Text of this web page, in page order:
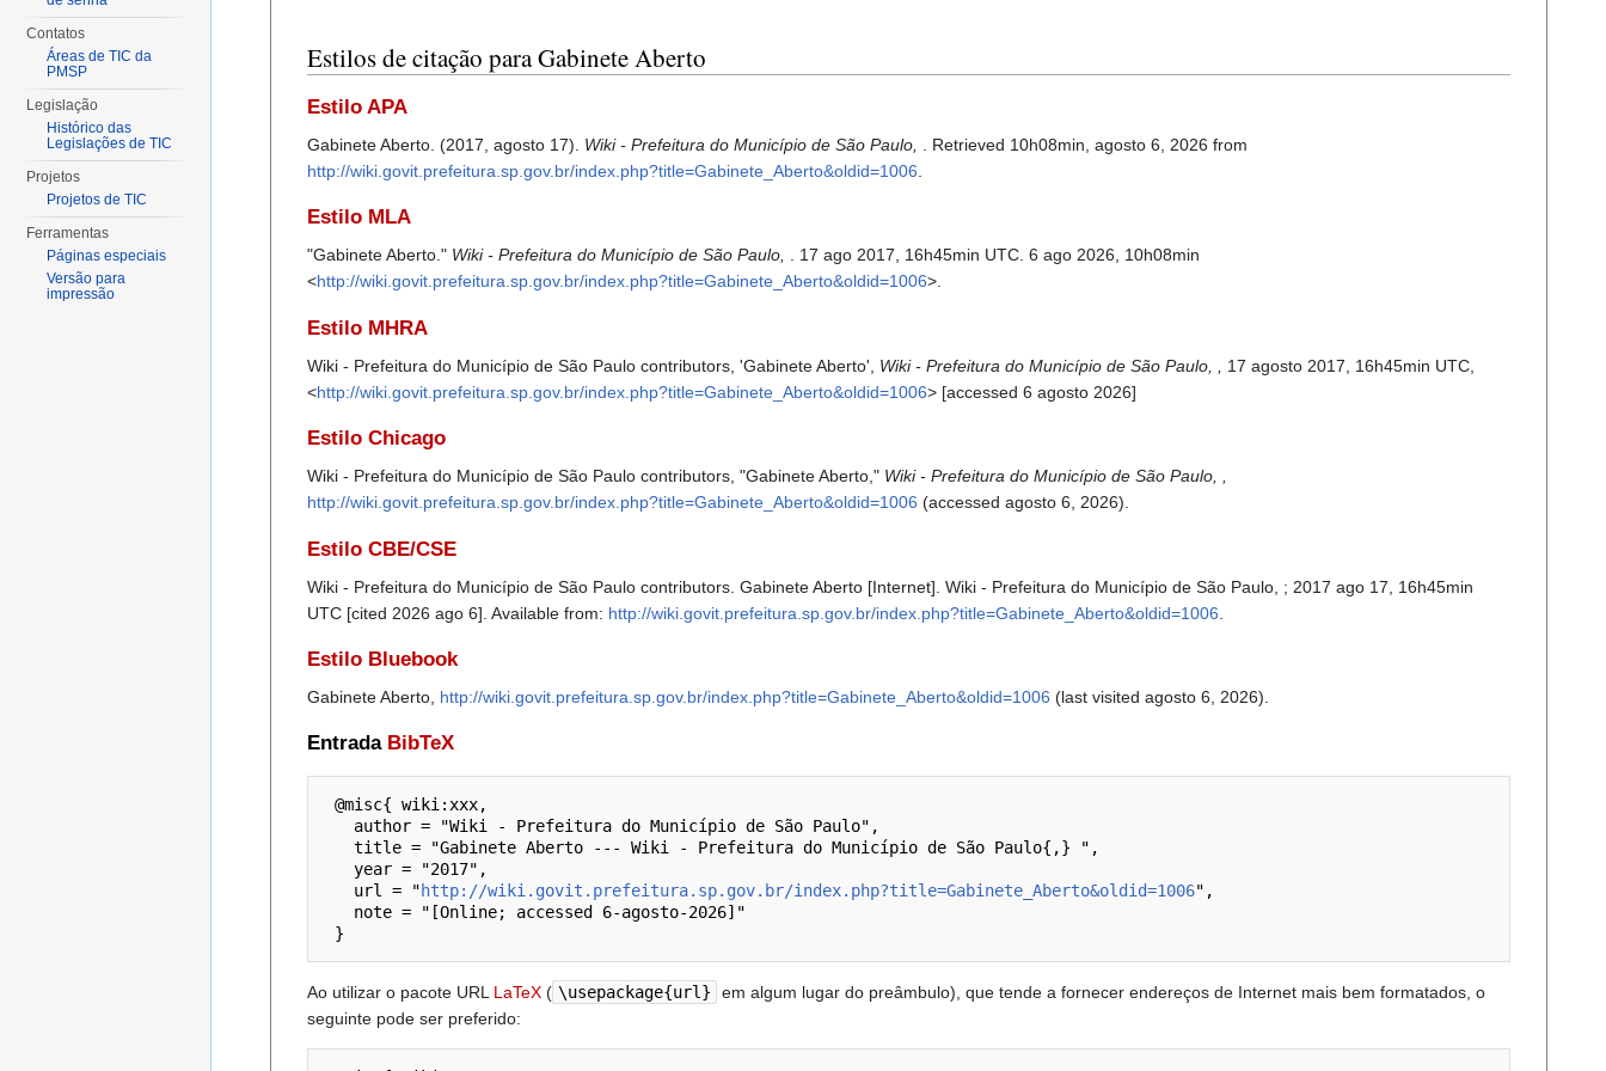
Estilos de citação para Gabinete Aberto
Estilo APA
Gabinete Aberto. (2017, agosto 17). Wiki - Prefeitura do Município de São Paulo,
. Retrieved 10h08min, agosto 6, 2026 from
http://wiki.govit.prefeitura.sp.gov.br/index.php?title=Gabinete_Aberto&oldid=1006
Estilo MLA
"Gabinete Aberto." Wiki - Prefeitura do Município de São Paulo, . 17 ago 2017, 16h45min UTC. 6 ago 2026, 10h08min
<http://wiki.govit.prefeitura.sp.gov.br/index.php?title=Gabinete_Aberto&oldid=1006>.
Estilo MHRA
Wiki - Prefeitura do Município de São Paulo contributors, 'Gabinete Aberto', Wiki - Prefeitura do Município de São Paulo, ,
17 agosto 2017, 16h45min UTC,
<http://wiki.govit.prefeitura.sp.gov.br/index.php?title=Gabinete_Aberto&oldid=1006> [accessed 6 agosto 2026]
Estilo Chicago
Wiki - Prefeitura do Município de São Paulo contributors, "Gabinete Aberto," Wiki - Prefeitura do Município de São Paulo, ,
http://wiki.govit.prefeitura.sp.gov.br/index.php?title=Gabinete_Aberto&oldid=1006 (accessed agosto 6, 2026).
Estilo CBE/CSE
Wiki - Prefeitura do Município de São Paulo contributors. Gabinete Aberto [Internet]. Wiki - Prefeitura do Município de São Paulo, ; 2017 ago 17, 16h45min
UTC [cited 2026 ago 6]. Available from: http://wiki.govit.prefeitura.sp.gov.br/index.php?title=Gabinete_Aberto&oldid=1006
Estilo Bluebook
Gabinete Aberto, http://wiki.govit.prefeitura.sp.gov.br/index.php?title=Gabinete_Aberto&oldid=1006 (last visited agosto 6, 2026).
Entrada BibTeX
   url = "
http://wiki.govit.prefeitura.sp.gov.br/index.php?title=Gabinete_Aberto&oldid=1006",
Ao utilizar o pacote URL LaTeX( \usepackage{url}
em algum lugar do preâmbulo), que tende a fornecer endereços de Internet mais bem formatados, o
seguinte pode ser preferido:
Contatos
Áreas de TIC da
PMSP
Legislação
Histórico das
Legislações de TIC
Projetos
Projetos de TIC
Ferramentas
Páginas especiais
Versão para
impressão